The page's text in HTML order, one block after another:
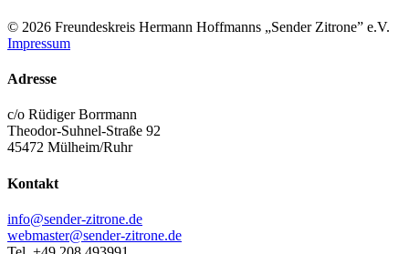
© 2026 Freundes­kreis Her­mann Hoff­manns „Sender Zitrone” e.V.
Impressum
Adresse
c/o Rüdiger Borrmann
Theodor-Suhnel-Straße 92
45472 Mülheim/Ruhr
Kontakt
info@sender-zitrone.de
webmaster@sender-zitrone.de